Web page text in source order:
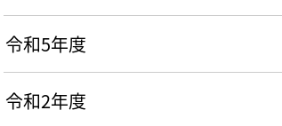
令和5年度
令和2年度